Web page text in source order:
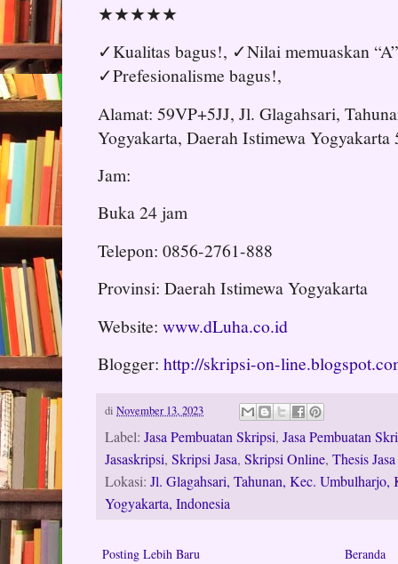
★★★★★
✓Kualitas bagus!, ✓Nilai memuaskan
✓Prefesionalisme bagus!,
Alamat: 59VP+5JJ, Jl. Glagahsari,
Yogyakarta, Daerah Istimewa Yogyakarta
Jam:
Buka 24 jam
Telepon: 0856-2761-888
Provinsi: Daerah Istimewa Yogyakarta
Website: www.dLuha.co.id
Blogger: http://skripsi-on-
di November 13, 2023
Label: Jasa Pembuatan Skripsi, Jasa Pembuatan
Jasaskripsi, Skripsi Jasa, Skripsi Online, Thesis
Lokasi: Jl. Glagahsari, Tahunan, Kec.
Yogyakarta, Indonesia
Posting Lebih Baru Beranda